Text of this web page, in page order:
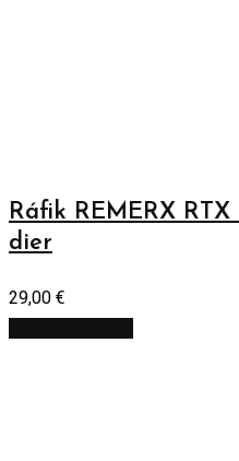
Ráfik REMERX
dier
29,00 €